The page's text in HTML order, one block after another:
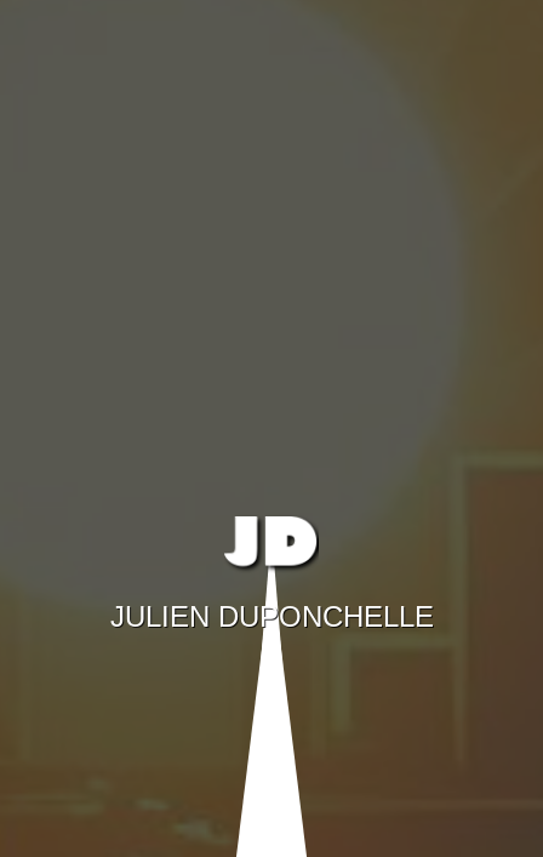
JULIEN DUPONCHELLE